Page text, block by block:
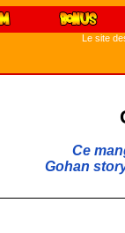
Le site
Ce
Gohan